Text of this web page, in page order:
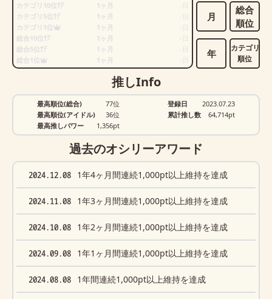
カテゴリ10位
1ヶ月
日
カテゴリ5位
1ヶ月
日
カテゴリ1位
1ヶ月
日
総合10位
1ヶ月
日
総合5位
1ヶ月
日
総合1位
1ヶ月 日
月
年
総合
順位
カテゴリ
順位
推しInfo
最高順位(総合)
77位
最高順位(アイドル)
36位
最高推しパワー
1,356pt
登録日
2023.07.23
累計推し数
64,714pt
過去のオシリーアワード
2024.12.08 1年4ヶ月間連続1,000pt以上維持を達成
2024.11.08 1年3ヶ月間連続1,000pt以上維持を達成
2024.10.08 1年2ヶ月間連続1,000pt以上維持を達成
2024.09.08 1年1ヶ月間連続1,000pt以上維持を達成
2024.08.08 1年間連続1,000pt以上維持を達成